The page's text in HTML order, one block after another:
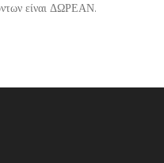
είναι ΔΩΡΕΑΝ.